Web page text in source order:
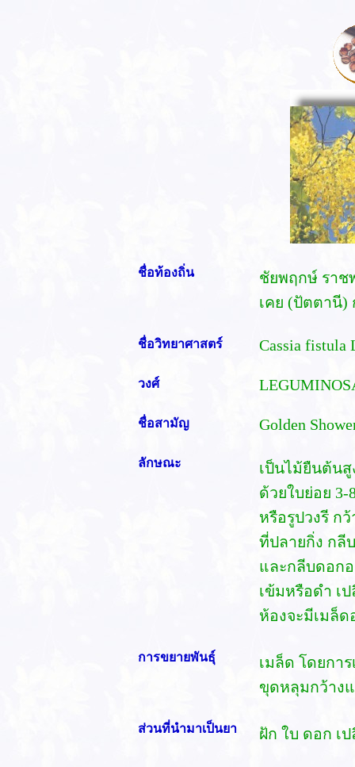
ชื่อท้องถิ่น
ชัยพฤกษ์ ราช
เคย (ปัตตานี)
ชื่อวิทยาศาสตร์ Cassia fistula
วงศ์
ชื่อสามัญ Golden
ลักษณะ
เป็นไม้ยืนต้น
ด้วยใบย่อย 3-
หรือรูปวงรี ก
ที่ปลายกิ่ง กลี
และกลีบดอก
เข้มหรือดำ เ
ห้องจะมีเมล็ด
การขยายพันธุ์
เมล็ด โดยกา
ขุดหลุมกว้างแ
ส่วนที่นำมาเป็นยา ฝัก ใบ ดอก เ